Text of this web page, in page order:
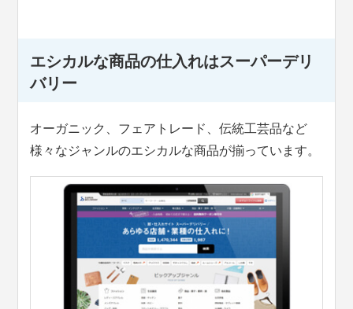
エシカルな商品の仕入れはスーパーデリ
バリー
オーガニック、フェアトレード、伝統工芸品など
様々なジャンルのエシカルな商品が揃っています。